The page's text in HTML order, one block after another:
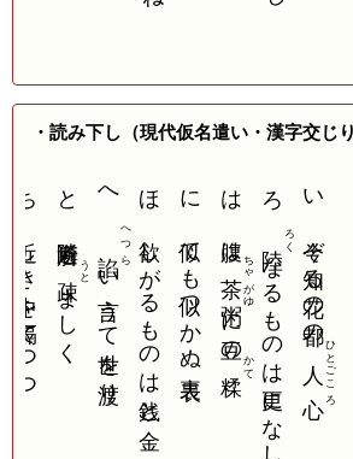
・読み下し（現代仮名遣い・漢字交じ
い 今ぞ知る花の都の
人心 ひとごころ
ろ
ろく
なるものは更になし
は 腹は
茶粥ちゃがゆ
に豆の
かて
に 似ても似つかぬ裏表
ほ 欲しがるものは銭と金
へ
へつら
い言うて世を渡り
と 隣近所も
うと
ましく
ち 近しき中を隔てつつ